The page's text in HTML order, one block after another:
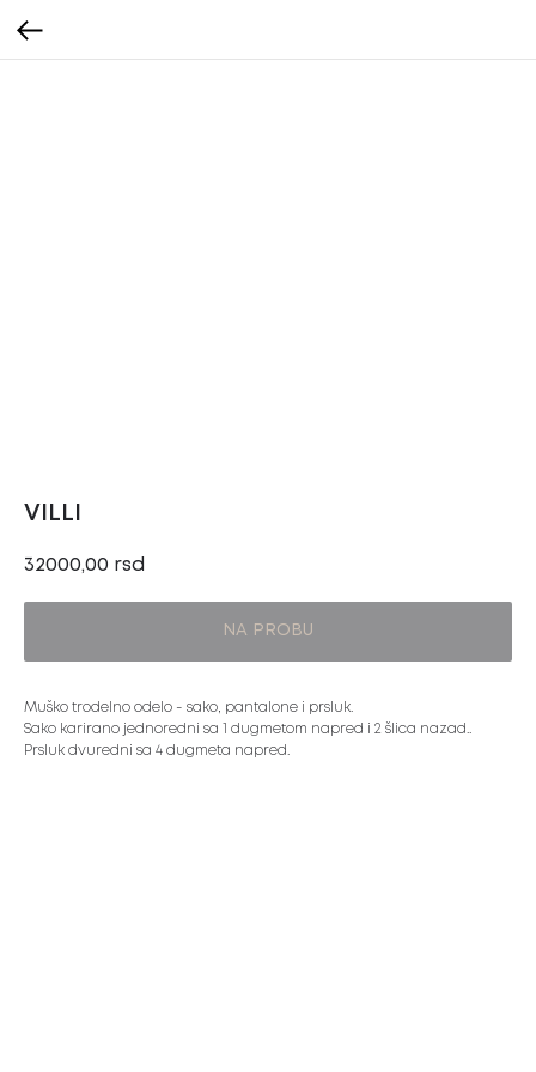
VILLI
32000,00 rsd
NA PROBU
Muško trodelno odelo - sako, pantalone i prsluk.
Sako karirano jednoredni sa 1 dugmetom napred i 2 šlica nazad..
Prsluk dvuredni sa 4 dugmeta napred.